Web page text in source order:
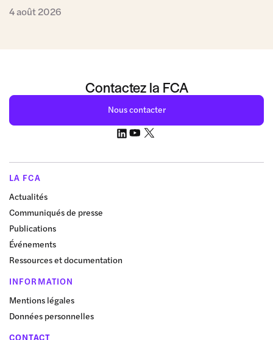
4 août 2026
Contactez la FCA
Nous contacter
LA FCA
Actualités
Communiqués de presse
Publications
Événements
Ressources et documentation
INFORMATION
Mentions légales
Données personnelles
CONTACT